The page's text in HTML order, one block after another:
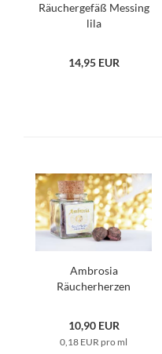
Räuchergefäß Messing
lila
14,95 EUR
Ambrosia
Räucherherzen
10,90 EUR
0,18 EUR pro ml